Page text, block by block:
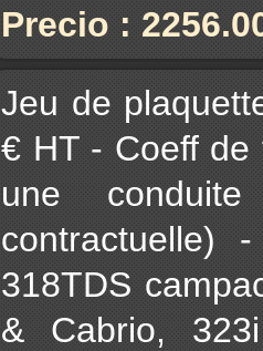
Precio :
Jeu de
€ HT - Coeff de
une
contractuelle)
318TDS
& Cabrio,